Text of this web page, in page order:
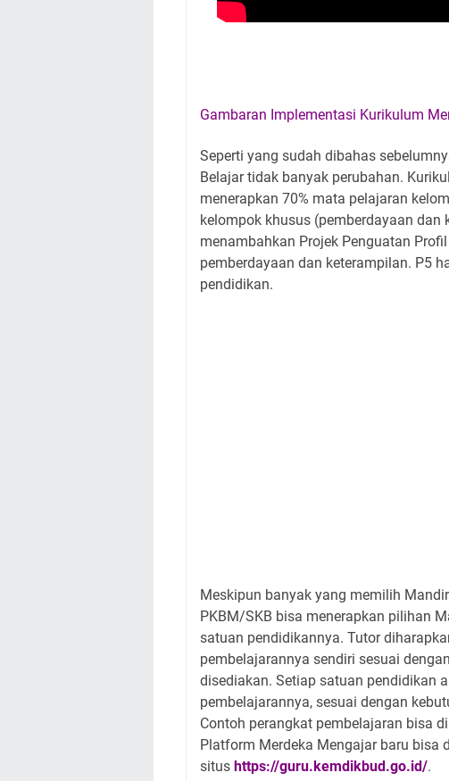
Gambaran Implementasi Kurikulum
Seperti yang sudah dibahas
Belajar tidak banyak perubahan.
menerapkan 70% mata pelajaran
kelompok khusus (pemberdayaan
menambahkan Projek Penguatan
pemberdayaan dan keterampilan. P5
pendidikan.
Meskipun banyak yang memilih
PKBM/SKB bisa menerapkan pilihan
satuan pendidikannya. Tutor
pembelajarannya sendiri sesuai
disediakan. Setiap satuan pendidikan
pembelajarannya, sesuai dengan
Contoh perangkat pembelajaran bisa
Platform Merdeka Mengajar baru bisa
situs https://guru.kemdikbud.go.id/.